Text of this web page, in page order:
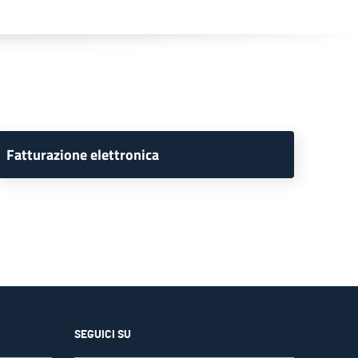
Fatturazione elettronica
SEGUICI SU